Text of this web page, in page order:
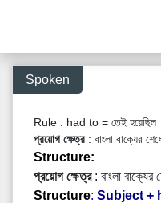
Spoken
Rule : had to = তেই হয়েছিল
প্রয়োগ ক্ষেত্র : বাংলা বাক্যের
Structure:
প্রয়োগ ক্ষেত্র: বাংলা বাক্যের
Structure: Subject +